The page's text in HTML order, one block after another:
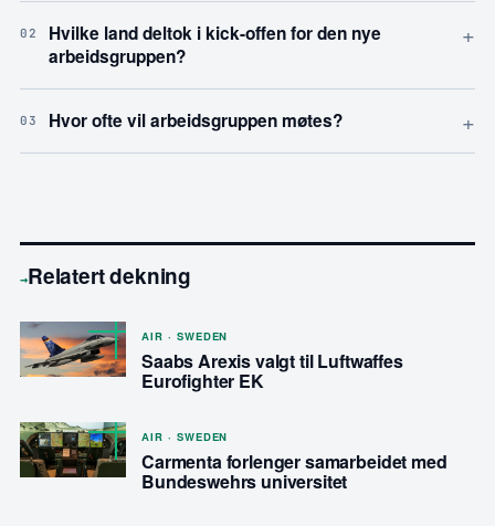
02
Hvilke land deltok i kick-offen for den nye
arbeidsgruppen?
+
03 Hvor ofte vil arbeidsgruppen møtes? +
→Relatert dekning
AIR · SWEDEN
Saabs Arexis valgt til Luftwaffes
Eurofighter EK
AIR · SWEDEN
Carmenta forlenger samarbeidet med
Bundeswehrs universitet